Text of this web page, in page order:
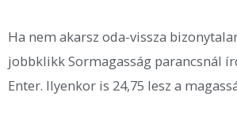
Ha nem akarsz oda-vissza
jobbklikk Sormagasság parancsnál
Enter. Ilyenkor is 24,75 lesz a